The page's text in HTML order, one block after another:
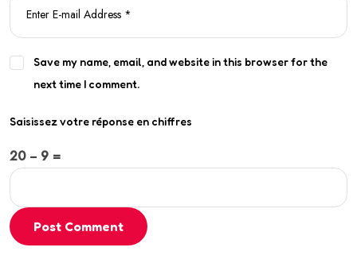
Save my name, email, and website in this browser for the
next time I comment.
Saisissez votre réponse en chiffres
20 − 9 =
Post Comment